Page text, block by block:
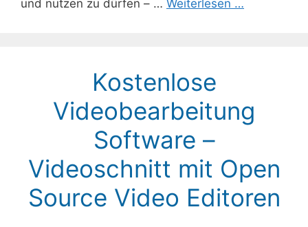
und nutzen zu dürfen – … Weiterlesen …
Kostenlose
Videobearbeitung
Software –
Videoschnitt mit Open
Source Video Editoren